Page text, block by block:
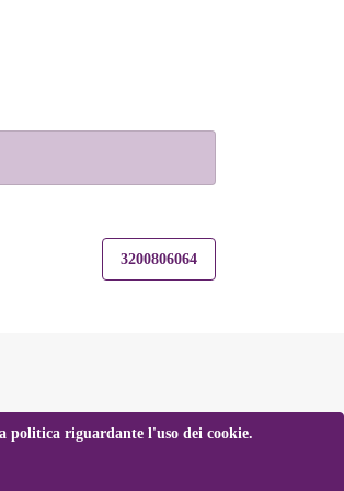
3200806064
politica riguardante l'uso dei cookie.